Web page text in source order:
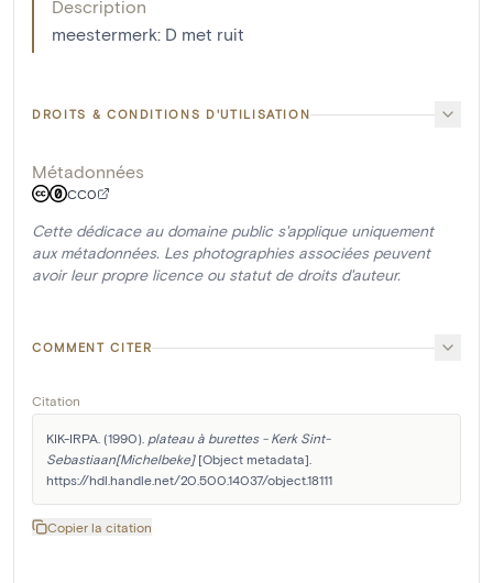
Description
meestermerk: D met ruit
DROITS & CONDITIONS D'UTILISATION
Métadonnées
CC0
Cette dédicace au domaine public s'applique uniquement
aux métadonnées. Les photographies associées peuvent
avoir leur propre licence ou statut de droits d'auteur.
COMMENT CITER
Citation
KIK-IRPA. (1990). plateau à burettes - Kerk Sint-
Sebastiaan[Michelbeke] [Object metadata].
https://hdl.handle.net/20.500.14037/object.18111
Copier la citation